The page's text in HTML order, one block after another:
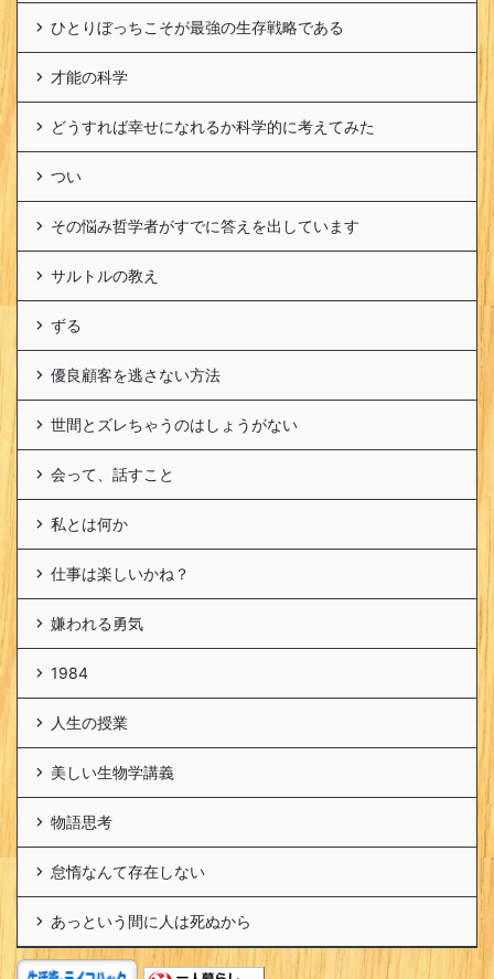
ひとりぼっちこそが最強の生存戦略である
才能の科学
どうすれば幸せになれるか科学的に考えてみた
つい
その悩み哲学者がすでに答えを出しています
サルトルの教え
ずる
優良顧客を逃さない方法
世間とズレちゃうのはしょうがない
会って、話すこと
私とは何か
仕事は楽しいかね？
嫌われる勇気
1984
人生の授業
美しい生物学講義
物語思考
怠惰なんて存在しない
あっという間に人は死ぬから